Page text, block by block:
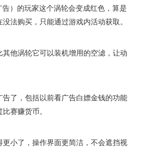
告）的玩家这个涡轮会变成红色，算是
法购买，只能通过游戏内活动获取。
他涡轮它可以装机增用的空滤，让动
了，包括以前看广告白嫖金钱的功能
赛赚货币。
小了，操作界面更简洁，不会遮挡视